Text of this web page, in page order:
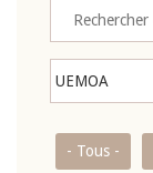
- Tous -